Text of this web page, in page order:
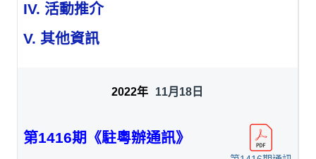
IV. 活動推介
V. 其他資訊
11月18日
第1416期《駐粵辦通訊》